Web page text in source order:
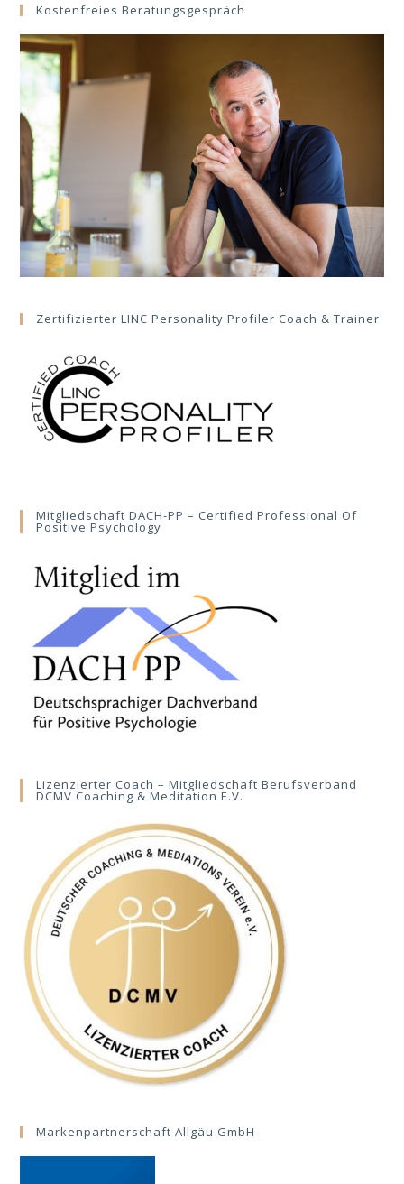
Kostenfreies Beratungsgespräch
Zertifizierter LINC Personality Profiler Coach & Trainer
Mitgliedschaft DACH-PP – Certified Professional Of
Positive Psychology
Lizenzierter Coach – Mitgliedschaft Berufsverband
DCMV Coaching & Meditation E.V.
Markenpartnerschaft Allgäu GmbH